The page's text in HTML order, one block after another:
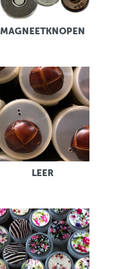
MAGNEETKNOPEN
LEER